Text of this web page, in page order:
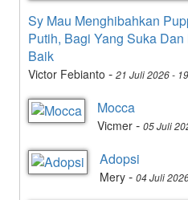
Sy Mau Menghibahkan
Putih, Bagi Yang Suka
Baik
Victor Febianto - 21 Juli 2026 -
Mocca
Vicmer - 05 Juli
Adopsi
Mery - 04 Juli